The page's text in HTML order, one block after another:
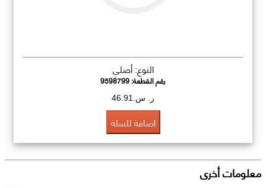
النوع: أصلي
رقم القطعة:9598799
ر. س.46.91
اضافة للسلة
معلومات أخرى